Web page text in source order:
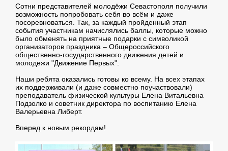
Сотни представителей молодёжи Севастополя получили
возможность попробовать себя во всём и даже
посоревноваться. Так, за каждый пройденный этап
события участникам начислялись баллы, которые можно
было обменять на приятные подарки с символикой
организаторов праздника – Общероссийского
общественно-государственного движения детей и
молодежи "Движение Первых".
Наши ребята оказались готовы ко всему. На всех этапах
их поддерживали (и даже совместно поучаствовали)
преподаватель физической культуры Елена Витальевна
Подзолко и советник директора по воспитанию Елена
Валерьевна Либерт.
Вперед к новым рекордам!